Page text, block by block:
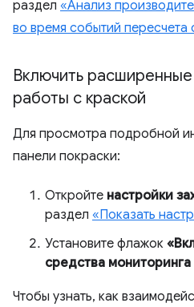
раздел «Анализ
во время событий пересчета
Включить
работы с краской
Для просмотра подробной
панели покраски:
Откройте настройки
раздел «Показать
Установите флажок
средства
Чтобы узнать, как